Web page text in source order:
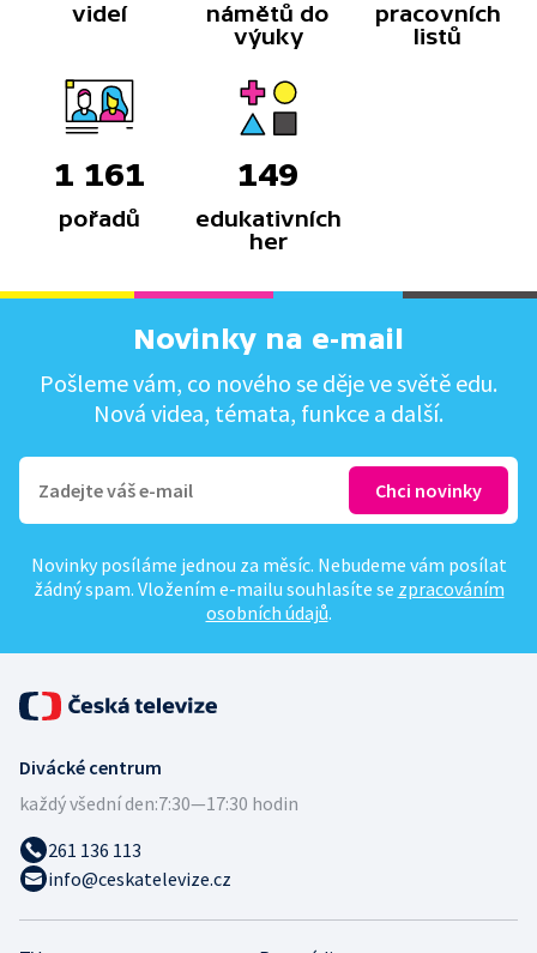
videí
námětů do
výuky
pracovních
listů
1 161
pořadů
149
edukativních
her
Novinky na e-mail
Pošleme vám, co nového se děje ve světě edu.
Nová videa, témata, funkce a další.
Novinky posíláme jednou za měsíc. Nebudeme vám posílat
žádný spam. Vložením e-mailu souhlasíte se zpracováním
osobních údajů.